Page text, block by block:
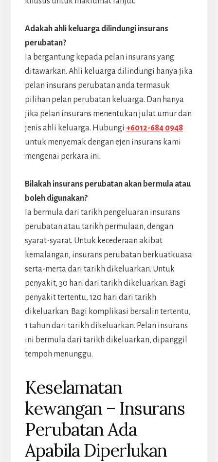
Adakah ahli keluarga dilindungi insurans
perubatan?
Ia bergantung kepada pelan insurans yang
ditawarkan. Ahli keluarga dilindungi hanya jika
pelan insurans perubatan anda termasuk
pilihan pelan perubatan keluarga. Dan hanya
jika pelan insurans menentukan julat umur dan
jenis ahli keluarga. Hubungi +6012-684 0948
untuk menyemak dengan ejen insurans kami
mengenai perkara ini.
Bilakah insurans perubatan akan bermula atau
boleh digunakan?
Ia bermula dari tarikh pengeluaran insurans
perubatan atau tarikh permulaan, dengan
syarat-syarat. Untuk kecederaan akibat
kemalangan, insurans perubatan berkuatkuasa
serta-merta dari tarikh dikeluarkan. Untuk
penyakit, 30 hari dari tarikh dikeluarkan. Bagi
penyakit tertentu, 120 hari dari tarikh
dikeluarkan. Bagi komplikasi bersalin tertentu,
1 tahun dari tarikh dikeluarkan. Pelan insurans
ini bermula dari tarikh dikeluarkan, dipanggil
tempoh menunggu.
Keselamatan
kewangan – Insurans
Perubatan Ada
Apabila Diperlukan